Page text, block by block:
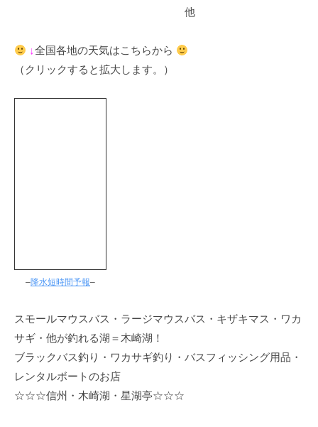
他
↓全国各地の天気はこちらから
（クリックすると拡大します。）
–降水短時間予報–
スモールマウスバス・ラージマウスバス・キザキマス・ワカ
サギ・他が釣れる湖＝木崎湖！
ブラックバス釣り・ワカサギ釣り・バスフィッシング用品・
レンタルボートのお店
☆☆☆信州・木崎湖・星湖亭☆☆☆